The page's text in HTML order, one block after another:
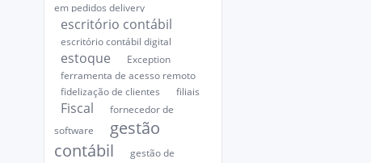
em pedidos delivery
escritório contábil
escritório contábil digital
estoque
Exception
ferramenta de acesso remoto
fidelização de clientes
filiais
Fiscal
fornecedor de
software
gestão
contábil
gestão de